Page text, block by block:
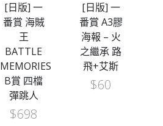
[日版] 一
番賞 海賊
王
BATTLE
MEMORIES
B賞 四檔
彈跳人
$698
[日版] 一
番賞 A3膠
海報 – 火
之繼承 路
飛+艾斯
$60